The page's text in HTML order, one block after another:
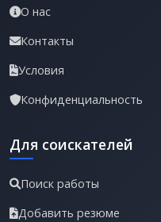
О нас
Контакты
Условия
Конфиденциальность
Для соискателей
Поиск работы
Добавить резюме